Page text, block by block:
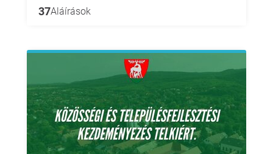
37Aláírások